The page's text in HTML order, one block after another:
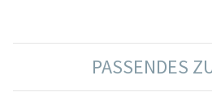
PASSENDES